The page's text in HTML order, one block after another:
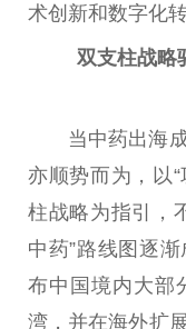
术创新和数字化
双支柱战略
当中药出海
亦顺势而为，以“
柱战略为指引，
中药”路线图逐
布中国 境内大部
湾，并在海外扩